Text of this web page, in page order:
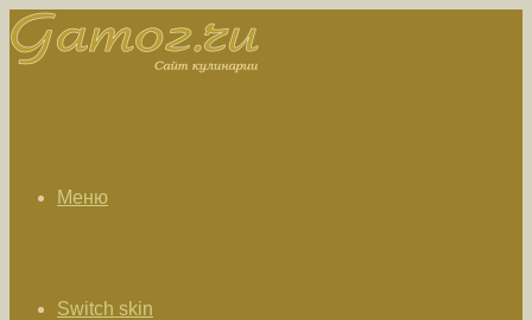
Меню
Switch skin